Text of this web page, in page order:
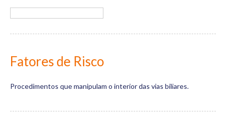
Fatores de Risco
Procedimentos que manipulam o interior das vias biliares.